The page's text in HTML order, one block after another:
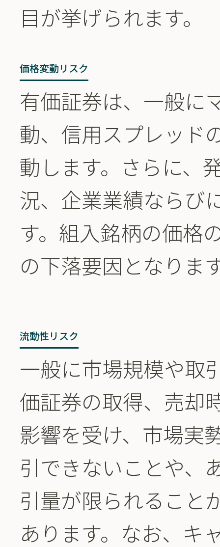
目が挙げられます。
価格変動リスク
有価証券は、一般に
動、信用スプレッド
動します。さらに、
況、企業業績ならび
す。組入銘柄の価格
の下落要因となりま
流動性リスク
一般に市場規模や取
価証券の取得、売却
影響を受け、市場実
引できないことや、
引量が限られること
あります。なお、キ